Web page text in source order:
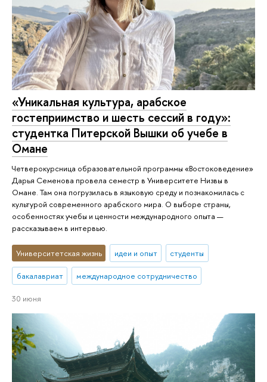
«Уникальная культура, арабское
гостеприимство и шесть сессий в году»:
студентка Питерской Вышки об учебе в
Омане
Четверокурсница образовательной программы «Востоковедение»
Дарья Семенова провела семестр в Университете Низвы в
Омане. Там она погрузилась в языковую среду и познакомилась с
культурой современного арабского мира. О выборе страны,
особенностях учебы и ценности международного опыта —
рассказываем в интервью.
Университетская жизнь идеи и опыт студенты
бакалавриат международное сотрудничество
30 июня